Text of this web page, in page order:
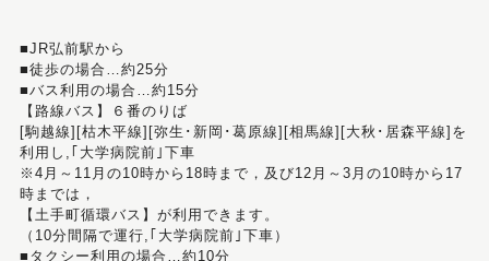
■JR弘前駅から
■徒歩の場合…約25分
■バス利用の場合…約15分
【路線バス】６番のりば
[駒越線][枯木平線][弥生･新岡･葛原線][相馬線][大秋･居森平線]を
利用し,｢大学病院前｣下車
※4月～11月の10時から18時まで，及び12月～3月の10時から17
時までは，
【土手町循環バス】が利用できます。
（10分間隔で運行,｢大学病院前｣下車）
■タクシー利用の場合…約10分